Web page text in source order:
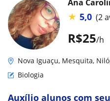
R$25/h
Ana
★ 5,0 (2
Nova Iguaçu, Mesquita,
Biologia
Auxílio alunos com